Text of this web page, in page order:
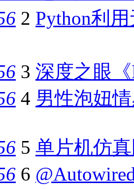
2 Python利
3 深度之眼
4 男性泡妞
5 单片机仿
6